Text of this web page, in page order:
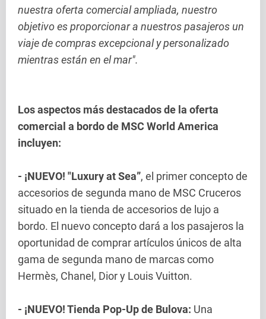
nuestra oferta comercial ampliada, nuestro
objetivo es proporcionar a nuestros pasajeros un
viaje de compras excepcional y personalizado
mientras están en el mar".
Los aspectos más destacados de la oferta
comercial a bordo de MSC World America
incluyen:
- ¡NUEVO! "Luxury at Sea”, el primer concepto de
accesorios de segunda mano de MSC Cruceros
situado en la tienda de accesorios de lujo a
bordo. El nuevo concepto dará a los pasajeros la
oportunidad de comprar artículos únicos de alta
gama de segunda mano de marcas como
Hermès, Chanel, Dior y Louis Vuitton.
- ¡NUEVO! Tienda Pop-Up de Bulova: Una